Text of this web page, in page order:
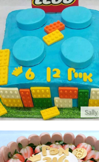
עוגת יום הולדת לבנים לגו
פרטים נוספים